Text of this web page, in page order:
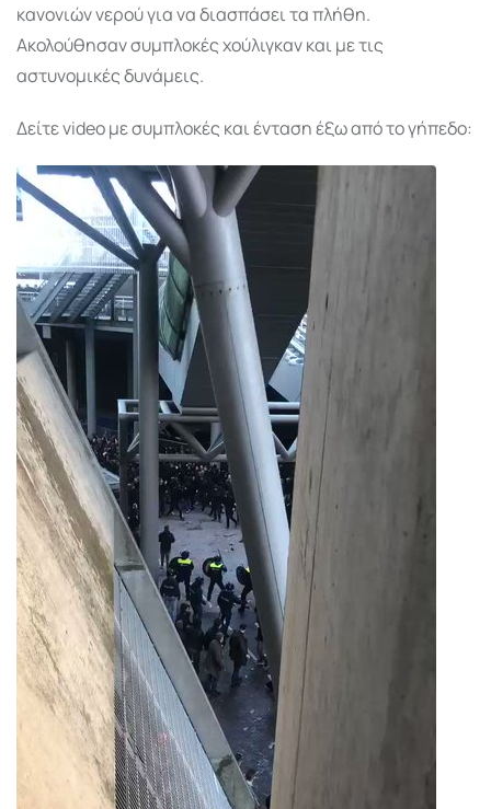
κανονιών νερού για να διασπάσει τα πλήθη.
Ακολούθησαν συμπλοκές χούλιγκαν και με τις
αστυνομικές δυνάμεις.
Δείτε video με συμπλοκές και ένταση έξω από το γήπεδο: